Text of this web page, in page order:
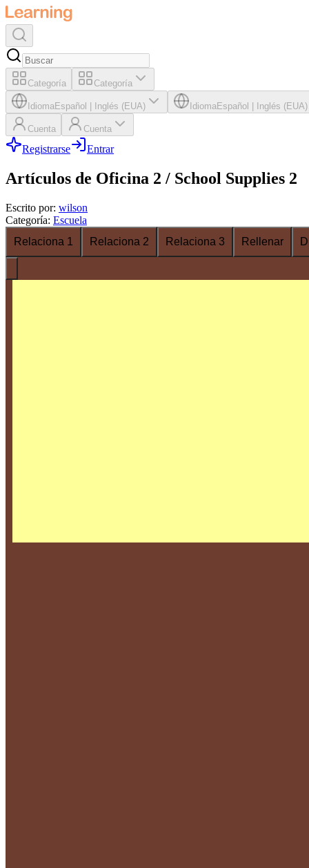
Categoría Categoría
IdiomaEspañol Inglés (EUA) IdiomaEspañol Inglés (EUA)
Cuenta Cuenta
Registrarse Entrar
Artículos de Oficina 2 / School Supplies 2
Escrito por: wilson
Categoría: Escuela
Relaciona 1
Relaciona 2 Relaciona 3 Rellenar